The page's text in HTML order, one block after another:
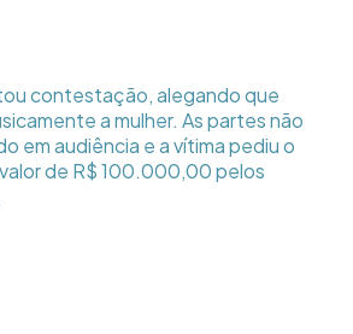
contestação, alegando que
a mulher. As partes não
em audiência e a vítima pediu o
de R$ 100.000,00 pelos